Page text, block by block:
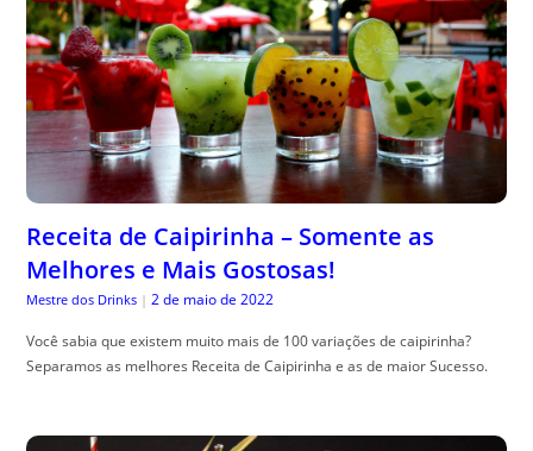
Receita de Caipirinha – Somente as
Melhores e Mais Gostosas!
Mestre dos Drinks | 2 de maio de 2022
Você sabia que existem muito mais de 100 variações de caipirinha?
Separamos as melhores Receita de Caipirinha e as de maior Sucesso.